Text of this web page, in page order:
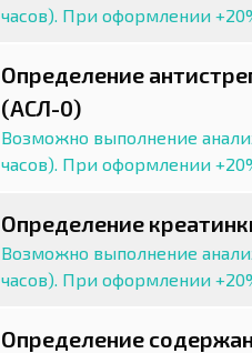
часов). При оформлении
Определение
(АСЛ-0)
Возможно выполнение
часов). При оформлении
Определение
Возможно выполнение
часов). При оформлении
Определение